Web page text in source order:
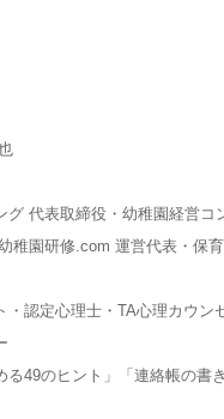
也
グ 代表取締役・幼稚園経営コ
稚園研修.com 運営代表・保
・認定心理士・TA心理カウン
る49のヒント」「連絡帳の書